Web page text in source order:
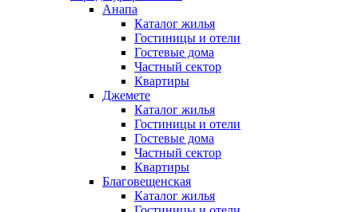
Анапа
Каталог жилья
Гостиницы и отели
Гостевые дома
Частный сектор
Квартиры
Джемете
Каталог жилья
Гостиницы и отели
Гостевые дома
Частный сектор
Квартиры
Благовещенская
Каталог жилья